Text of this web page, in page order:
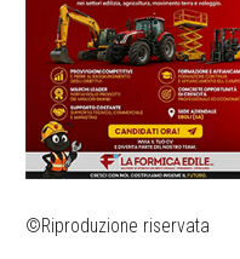
©Riproduzione riservata